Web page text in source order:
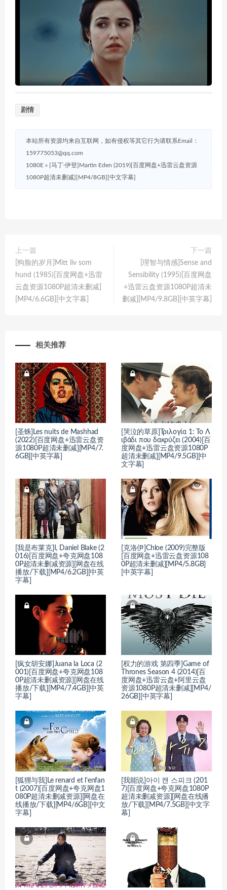
剧情
本站所有资源均来自互联网，如有侵权等其它行为请联系Email：
159775053@qq.com
1080E » [马丁·伊登]Martin Eden (2019)[百度网盘+迅雷云盘资源
1080P超清未删减][MP4/8GB][中文字幕]
上一篇
[狗脸的岁月]Mitt liv som
hund (1985)[百度网盘+迅雷
云盘资源1080P超清未删减]
[MP4/6.6GB][中文字幕]
下一篇
[理智与情感]Sense and
Sensibility (1995)[百度网盘
+迅雷云盘资源1080P超清未
删减][MP4/9.8GB][中英字幕]
相关推荐
[圣蛛]Les nuits de Mashhad
(2022)[百度网盘+迅雷云盘资
源1080P超清未删减][MP4/7.
6GB][中英字幕]
[哭泣的草原]Τριλογία 1: Το Λ
ιβάδι που δακρύζει (2004)[百
度网盘+迅雷云盘资源1080P
超清未删减][MP4/9.5GB][中
文字幕]
[我是布莱克]I, Daniel Blake (2
016)[百度网盘+夸克网盘108
0P超清未删减资源][网盘在线
播放/下载][MP4/6.2GB][中英
字幕]
[克洛伊]Chloe (2009)完整版
[百度网盘+迅雷云盘资源108
0P超清未删减][MP4/5.8GB]
[中英字幕]
[疯女胡安娜]Juana la Loca (2
001)[百度网盘+夸克网盘108
0P超清未删减资源][网盘在线
播放/下载][MP4/7.4GB][中英
字幕]
[权力的游戏 第四季]Game of
Thrones Season 4 (2014)[百
度网盘+迅雷云盘+阿里云盘
资源1080P超清未删减][MP4/
26GB][中英字幕]
[狐狸与我]Le renard et l’enfan
t (2007)[百度网盘+夸克网盘1
080P超清未删减资源][网盘在
线播放/下载][MP4/6GB][中文
字幕]
[我能说]아이 캔 스피크 (201
7)[百度网盘+夸克网盘1080P
超清未删减资源][网盘在线播
放/下载][MP4/7.5GB][中文字
幕]